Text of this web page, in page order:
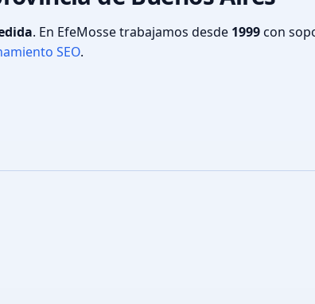
. En EfeMosse trabajamos desde 1999con
SEO.